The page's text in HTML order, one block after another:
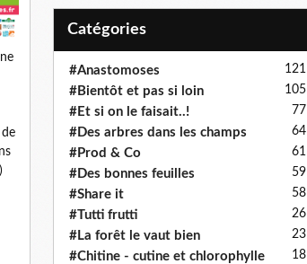
Catégories
#Anastomoses 121
#Bientôt et pas si loin 105
#Et si on le faisait..! 77
#Des arbres dans les champs 64
#Prod & Co 61
#Des bonnes feuilles 59
#Share it 58
#Tutti frutti 26
#La forêt le vaut bien 23
#Chitine - cutine et chlorophylle 18